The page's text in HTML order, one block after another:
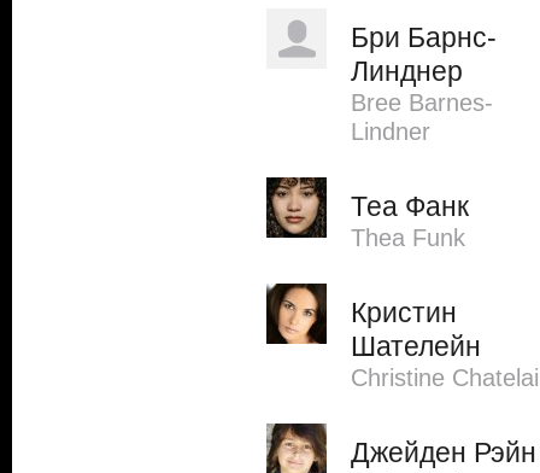
Бри Барнс-
Линднер
Bree Barnes-
Lindner
Теа Фанк
Thea Funk
Кристин
Шателейн
Christine
Джейден Рэйн